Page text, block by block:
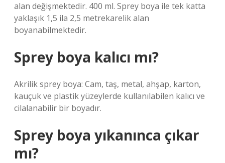
alan değişmektedir. 400 ml. Sprey boya ile tek katta
yaklaşık 1,5 ila 2,5 metrekarelik alan
boyanabilmektedir.
Sprey boya kalıcı mı?
Akrilik sprey boya: Cam, taş, metal, ahşap, karton,
kauçuk ve plastik yüzeylerde kullanılabilen kalıcı ve
cilalanabilir bir boyadır.
Sprey boya yıkanınca çıkar
mı?